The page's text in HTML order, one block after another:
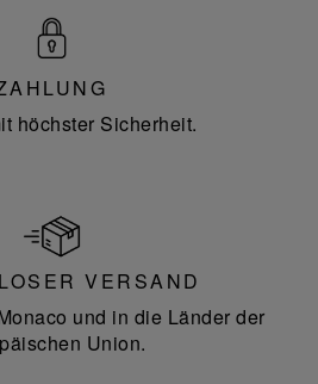
höchster Sicherheit.
VERSAND
und in die Länder der
Union.